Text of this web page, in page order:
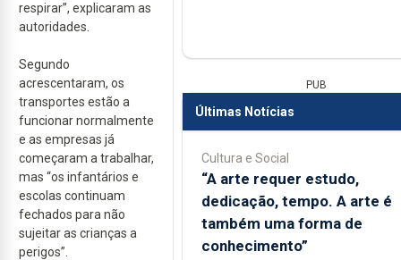
respirar”, explicaram as
autoridades.
Segundo
acrescentaram, os
transportes estão a
funcionar normalmente
e as empresas já
começaram a trabalhar,
mas “os infantários e
escolas continuam
fechados para não
sujeitar as crianças a
perigos”.
PUB
Últimas Notícias
Cultura e Social
“A arte requer estudo,
dedicação, tempo. A arte é
também uma forma de
conhecimento”